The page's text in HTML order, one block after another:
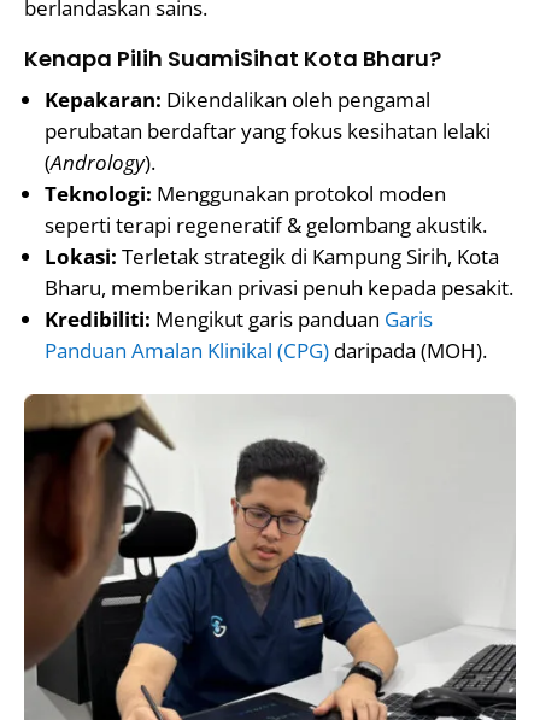
berlandaskan sains.
Kenapa Pilih SuamiSihat Kota Bharu?
Kepakaran: Dikendalikan oleh pengamal
perubatan berdaftar yang fokus kesihatan lelaki
(Andrology).
Teknologi: Menggunakan protokol moden
seperti terapi regeneratif & gelombang akustik.
Lokasi: Terletak strategik di Kampung Sirih, Kota
Bharu, memberikan privasi penuh kepada pesakit.
Kredibiliti: Mengikut garis panduan Garis
Panduan Amalan Klinikal (CPG) daripada (MOH).